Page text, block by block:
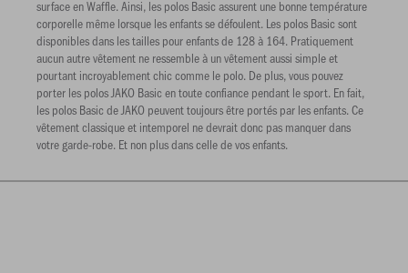
surface en Waffle. Ainsi, les polos Basic assurent une bonne température
corporelle même lorsque les enfants se défoulent. Les polos Basic sont
disponibles dans les tailles pour enfants de 128 à 164. Pratiquement
aucun autre vêtement ne ressemble à un vêtement aussi simple et
pourtant incroyablement chic comme le polo. De plus, vous pouvez
porter les polos JAKO Basic en toute confiance pendant le sport. En fait,
les polos Basic de JAKO peuvent toujours être portés par les enfants. Ce
vêtement classique et intemporel ne devrait donc pas manquer dans
votre garde-robe. Et non plus dans celle de vos enfants.